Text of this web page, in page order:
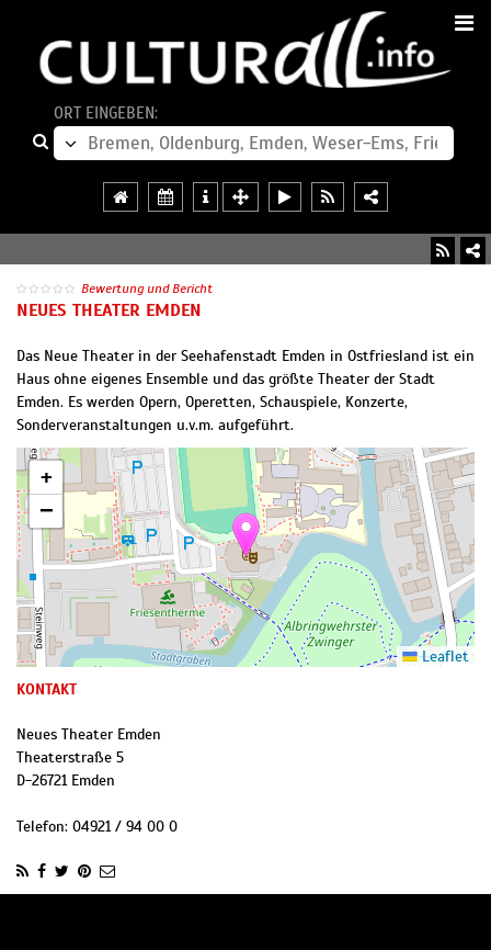
ORT EINGEBEN:
Bewertung und Bericht
NEUES THEATER EMDEN
Das Neue Theater in der Seehafenstadt Emden in Ostfriesland ist ein
Haus ohne eigenes Ensemble und das größte Theater der Stadt
Emden. Es werden Opern, Operetten, Schauspiele, Konzerte,
Sonderveranstaltungen u.v.m. aufgeführt.
+
−
Leaflet
KONTAKT
Neues Theater Emden
Theaterstraße 5
D-26721 Emden
Telefon: 04921 / 94 00 0